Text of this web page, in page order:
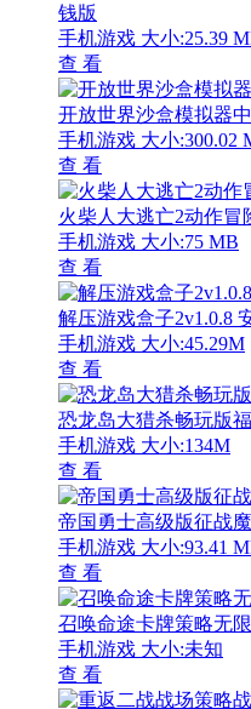
钱版
手机游戏 大小:25.39
查 看
开放世界沙盒模拟器
手机游戏 大小:300.02
查 看
火柴人大逃亡2动作冒
手机游戏 大小:75 MB
查 看
解压游戏盒子2v1.0.8
手机游戏 大小:45.29M
查 看
恐龙岛大猎杀畅玩版
手机游戏 大小:134M
查 看
帝国勇士高级版征战
手机游戏 大小:93.41
查 看
召唤命途卡牌策略无
手机游戏 大小:未知
查 看